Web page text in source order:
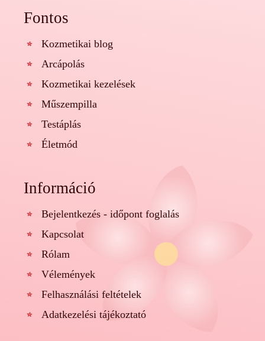
Fontos
Kozmetikai blog
Arcápolás
Kozmetikai kezelések
Műszempilla
Testáplás
Életmód
Információ
Bejelentkezés - időpont foglalás
Kapcsolat
Rólam
Vélemények
Felhasználási feltételek
Adatkezelési tájékoztató